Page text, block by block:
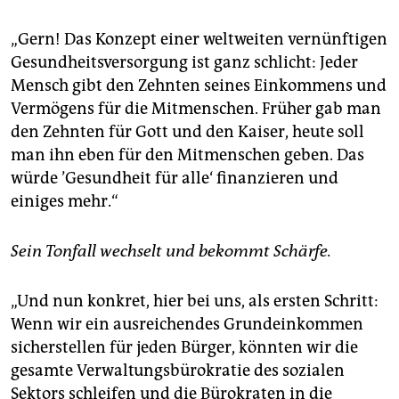
„Gern! Das Konzept einer weltweiten vernünftigen
Gesundheitsversorgung ist ganz schlicht: Jeder
Mensch gibt den Zehnten seines Einkommens und
Vermögens für die Mitmenschen. Früher gab man
den Zehnten für Gott und den Kaiser, heute soll
man ihn eben für den Mitmenschen geben. Das
würde ’Gesundheit für alle‘ finanzieren und
einiges mehr.“
Sein Tonfall wechselt und bekommt Schärfe.
„Und nun konkret, hier bei uns, als ersten Schritt:
Wenn wir ein ausreichendes Grundeinkommen
sicherstellen für jeden Bürger, könnten wir die
gesamte Verwaltungsbürokratie des sozialen
Sektors schleifen und die Bürokraten in die